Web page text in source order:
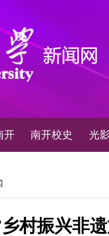
开 南开校史 光
村振兴非